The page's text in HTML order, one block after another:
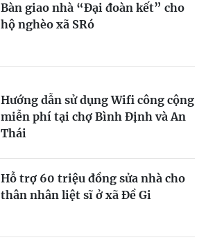
Bàn giao nhà “Đại đoàn kết” cho
hộ nghèo xã SRó
Hướng dẫn sử dụng Wifi công cộng
miễn phí tại chợ Bình Định và An
Thái
Hỗ trợ 60 triệu đồng sửa nhà cho
thân nhân liệt sĩ ở xã Đề Gi